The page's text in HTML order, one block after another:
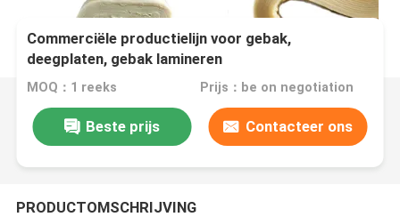
Commerciële productielijn voor gebak,
deegplaten, gebak lamineren
MOQ：1 reeks Prijs：be on negotiation
Beste prijs Contacteer ons
PRODUCTOMSCHRIJVING